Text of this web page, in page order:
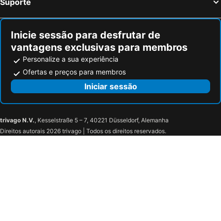
Quinta Morazes Casas de Campo
Oceanfront Casa do Mirante
Casa Da Catarina- A 5 Minutos, A Pé, De Praias De Areia
Casa Do Loreto
Vila Centro
Casa Das Taipas
Alojamento dos Oleiros
Casa Da Corisca
Black'nYellow Place
Marina Mar Vila Franca do Campo
Inicie sessão para desfrutar de
vantagens exclusivas para membros
Personalize a sua experiência
Ofertas e preços para membros
Iniciar sessão
trivago N.V., Kesselstraße 5 – 7, 40221 Düsseldorf, Alemanha
Direitos autorais 2026 trivago | Todos os direitos reservados.